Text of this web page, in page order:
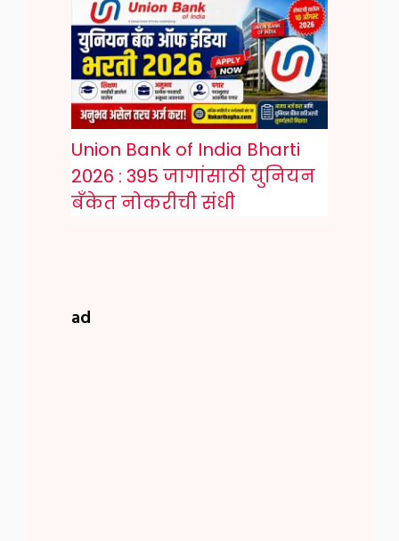
Union Bank of India Bharti
2026 : 395 जागांसाठी युनियन
बँकेत नोकरीची संधी
ad